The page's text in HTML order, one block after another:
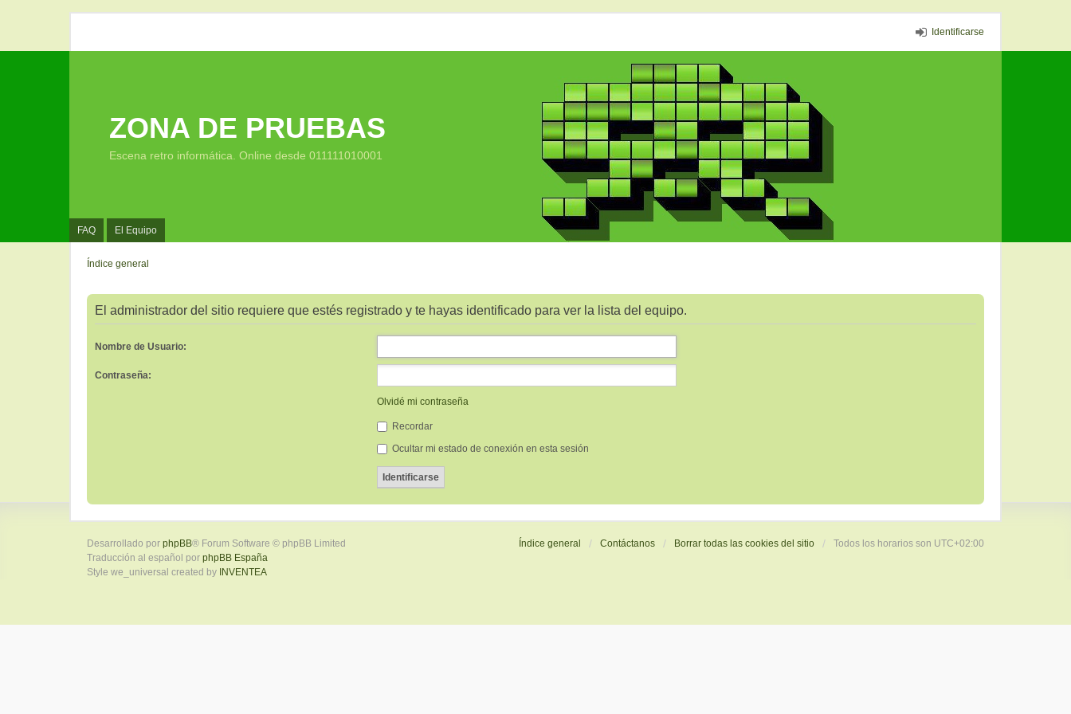
Identificarse
FAQ El Equipo
ZONA DE PRUEBAS
Escena retro informática. Online desde 011111010001
Índice general
El administrador del sitio requiere que estés registrado y te hayas identificado para ver la lista del equipo.
Nombre de Usuario:
Contraseña:
Olvidé mi contraseña
Recordar
Ocultar mi estado de conexión en esta sesión
Índice general Contáctanos Borrar todas las cookies del sitio Todos los horarios son UTC+02:00
Desarrollado por phpBB® Forum Software © phpBB Limited
Traducción al español por phpBB España
Style we_universal created by INVENTEA